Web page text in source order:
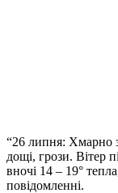
“26 липня: Хмарно
дощі, грози. Вітер
вночі 14 – 19°
повідомленні.